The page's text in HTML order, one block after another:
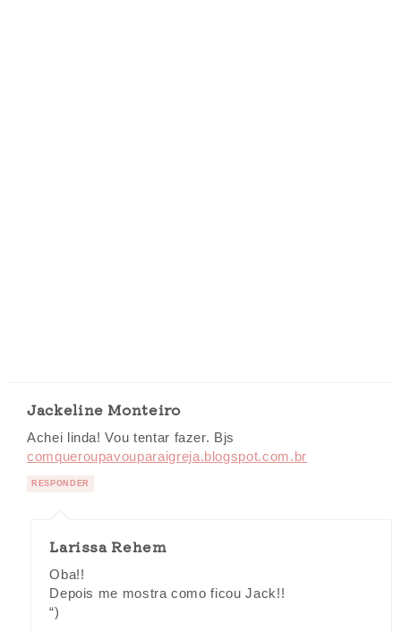
Jackeline Monteiro
Achei linda! Vou tentar fazer. Bjs
comqueroupavouparaigreja.blogspot.com.br
RESPONDER
Larissa Rehem
Oba!!
Depois me mostra como ficou Jack!!
“)